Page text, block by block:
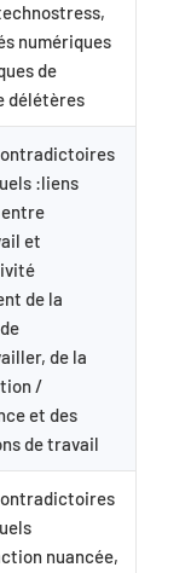
numériques
de
délétères
:liens
et
de la
de la
/
et des
de travail
nuancée,